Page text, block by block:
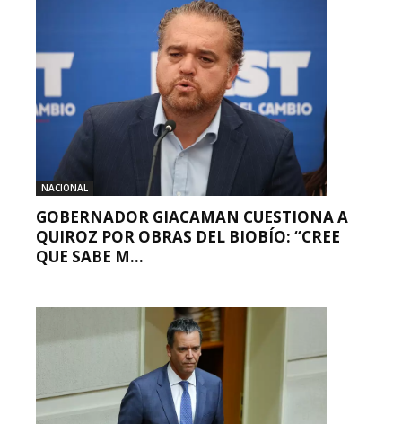
NACIONAL
GOBERNADOR GIACAMAN CUESTIONA A
QUIROZ POR OBRAS DEL BIOBÍO: “CREE
QUE SABE M...